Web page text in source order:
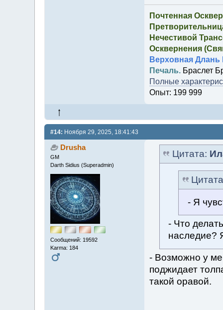
Почтенная
Нечестивой
Осквернения
Верховная Длань
Печаль.Браслет
Полные
Опыт: 199 999
#14: Ноября 29, 2025, 18:41:43
Drusha
GM
Darth Sidius (Superadmin)
Сообщений: 19592
Karma: 184
Цитата:
- Я
- Что
наследие?
- Возможно у
поджидает
такой оравой.